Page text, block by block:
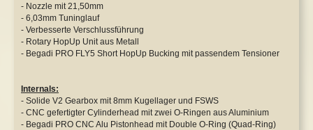
- Nozzle mit 21,50mm
- 6,03mm Tuninglauf
- Verbesserte Verschlussführung
- Rotary HopUp Unit aus Metall
- Begadi PRO FLY5 Short HopUp Bucking mit passendem Tensioner
Internals:
- Solide V2 Gearbox mit 8mm Kugellager und FSWS
- CNC gefertigter Cylinderhead mit zwei O-Ringen aus Aluminium
- Begadi PRO CNC Alu Pistonhead mit Double O-Ring (Quad-Ring)